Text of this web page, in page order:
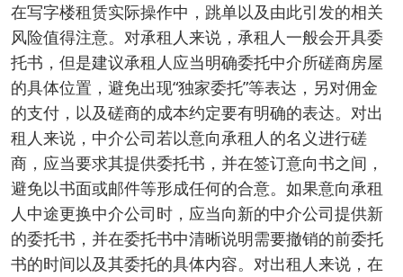
在写字楼租赁实际操作中，跳单以及由此引发的相关
风险值得注意。对承租人来说，承租人一般会开具委
托书，但是建议承租人应当明确委托中介所磋商房屋
的具体位置，避免出现“独家委托”等表达，另对佣金
的支付，以及磋商的成本约定要有明确的表达。对出
租人来说，中介公司若以意向承租人的名义进行磋
商，应当要求其提供委托书，并在签订意向书之间，
避免以书面或邮件等形成任何的合意。如果意向承租
人中途更换中介公司时，应当向新的中介公司提供新
的委托书，并在委托书中清晰说明需要撤销的前委托
书的时间以及其委托的具体内容。对出租人来说，在